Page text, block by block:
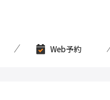
Web予約